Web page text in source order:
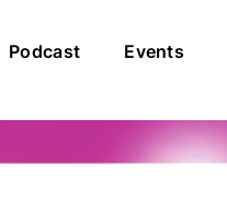
Podcast Events